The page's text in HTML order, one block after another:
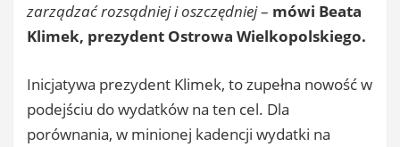
zarządzać rozsądniej i oszczędniej– mówi Beata
Klimek, prezydent Ostrowa Wielkopolskiego.
Inicjatywa prezydent Klimek, to zupełna nowość w
podejściu do wydatków na ten cel. Dla
porównania, w minionej kadencji wydatki na